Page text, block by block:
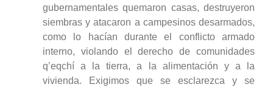
gubernamentales quemaron casas, destruyeron
siembras y atacaron a campesinos desarmados,
como lo hacían durante el conflicto armado
interno, violando el derecho de comunidades
q’eqchí a la tierra, a la alimentación y a la
vivienda. Exigimos que se esclarezca y se